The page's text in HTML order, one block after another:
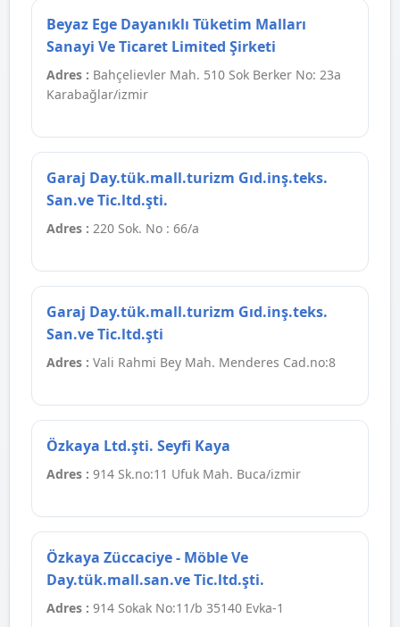
Beyaz Ege Dayanıklı Tüketim Malları
Sanayi Ve Ticaret Limited Şirketi
Adres : Bahçelievler Mah. 510 Sok Berker No: 23a
Karabağlar/izmir
Garaj Day.tük.mall.turizm Gıd.inş.teks.
San.ve Tic.ltd.şti.
Adres : 220 Sok. No : 66/a
Garaj Day.tük.mall.turizm Gıd.inş.teks.
San.ve Tic.ltd.şti
Adres : Vali Rahmi Bey Mah. Menderes Cad.no:8
Özkaya Ltd.şti. Seyfi Kaya
Adres : 914 Sk.no:11 Ufuk Mah. Buca/izmir
Özkaya Züccaciye - Möble Ve
Day.tük.mall.san.ve Tic.ltd.şti.
Adres : 914 Sokak No:11/b 35140 Evka-1